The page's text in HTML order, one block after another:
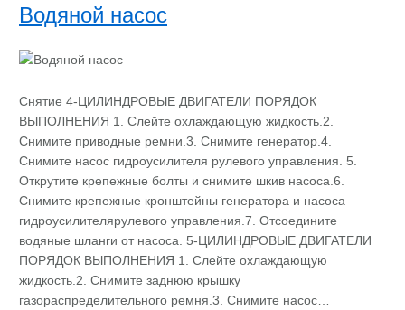
Водяной насос
Снятие 4-ЦИЛИНДРОВЫЕ ДВИГАТЕЛИ ПОРЯДОК
ВЫПОЛНЕНИЯ 1. Слейте охлаждающую жидкость.2.
Снимите приводные ремни.3. Снимите генератор.4.
Снимите насос гидроусилителя рулевого управления. 5.
Открутите крепежные болты и снимите шкив насоса.6.
Снимите крепежные кронштейны генератора и насоса
гидроусилителярулевого управления.7. Отсоедините
водяные шланги от насоса. 5-ЦИЛИНДРОВЫЕ ДВИГАТЕЛИ
ПОРЯДОК ВЫПОЛНЕНИЯ 1. Слейте охлаждающую
жидкость.2. Снимите заднюю крышку
газораспределительного ремня.3. Снимите насос…